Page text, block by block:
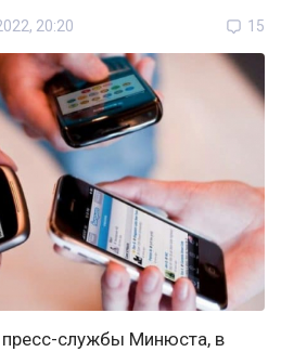
20:20 15
службы Минюста, в